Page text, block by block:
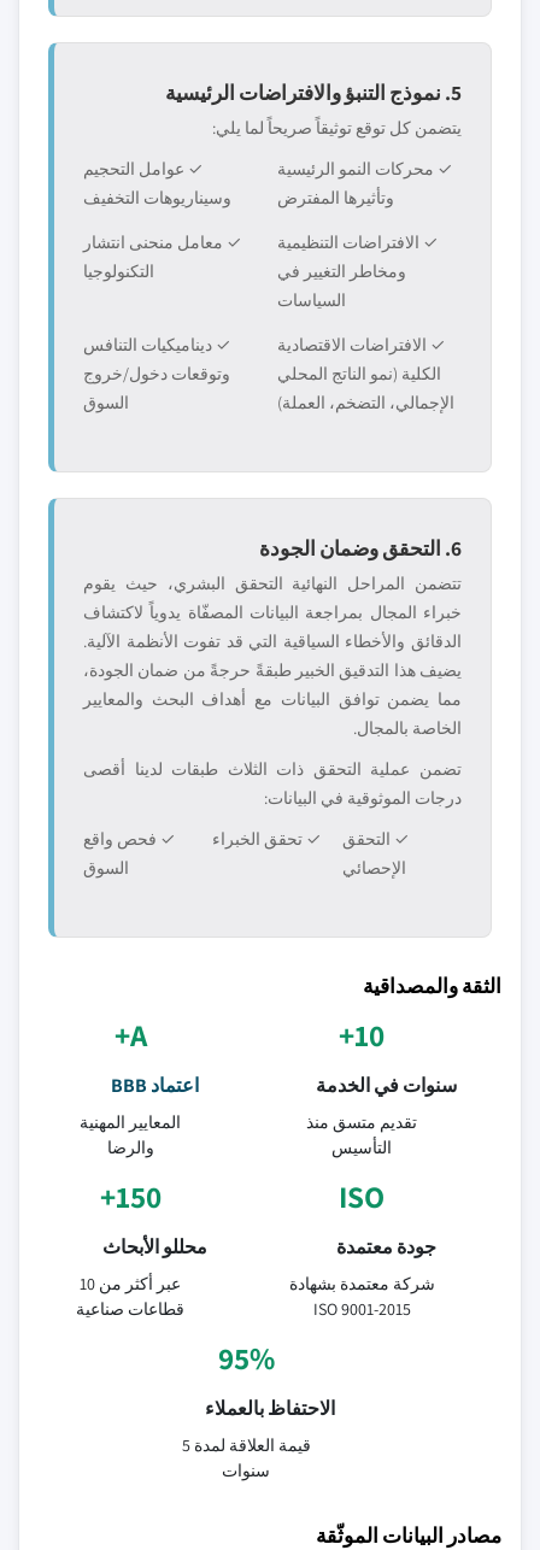
5. نموذج التنبؤ والافتراضات الرئيسية
يتضمن كل توقع توثيقاً صريحاً لما يلي:
✓ محركات النمو الرئيسية
وتأثيرها المفترض
✓ عوامل التحجيم
وسيناريوهات التخفيف
✓ الافتراضات التنظيمية
ومخاطر التغيير في
السياسات
✓ معامل منحنى انتشار
التكنولوجيا
✓ الافتراضات الاقتصادية
الكلية (نمو الناتج المحلي
الإجمالي، التضخم، العملة)
✓ ديناميكيات التنافس
وتوقعات دخول/خروج
السوق
6. التحقق وضمان الجودة
تتضمن المراحل النهائية التحقق البشري، حيث يقوم
خبراء المجال بمراجعة البيانات المصفّاة يدوياً لاكتشاف
الدقائق والأخطاء السياقية التي قد تفوت الأنظمة الآلية.
يضيف هذا التدقيق الخبير طبقةً حرجةً من ضمان الجودة،
مما يضمن توافق البيانات مع أهداف البحث والمعايير
الخاصة بالمجال.
تضمن عملية التحقق ذات الثلاث طبقات لدينا أقصى
درجات الموثوقية في البيانات:
✓ التحقق
الإحصائي
✓ تحقق الخبراء
✓ فحص واقع
السوق
الثقة والمصداقية
10+
سنوات في الخدمة
تقديم متسق منذ
التأسيس
A+
اعتماد BBB
المعايير المهنية
والرضا
ISO
جودة معتمدة
شركة معتمدة بشهادة
ISO 9001-2015
150+
محللو الأبحاث
عبر أكثر من 10
قطاعات صناعية
95%
الاحتفاظ بالعملاء
قيمة العلاقة لمدة 5
سنوات
مصادر البيانات الموثّقة